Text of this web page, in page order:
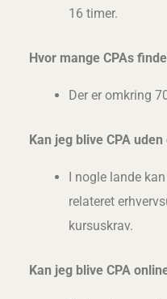
16 timer.
Hvor mange CPAs
Der er omkring
Kan jeg blive CPA
I nogle lande
relateret
kursuskrav.
Kan jeg blive CPA